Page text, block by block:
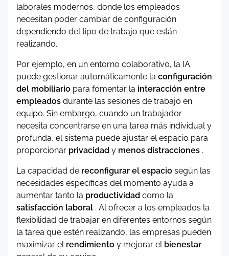
laborales modernos, donde los empleados
necesitan poder cambiar de configuración
dependiendo del tipo de trabajo que están
realizando.
Por ejemplo, en un entorno colaborativo, la IA
puede gestionar automáticamente la configuración
del mobiliario para fomentar la interacción entre
empleados durante las sesiones de trabajo en
equipo. Sin embargo, cuando un trabajador
necesita concentrarse en una tarea más individual y
profunda, el sistema puede ajustar el espacio para
proporcionar privacidad y menos distracciones .
La capacidad de reconfigurar el espacio según las
necesidades específicas del momento ayuda a
aumentar tanto la productividad como la
satisfacción laboral . Al ofrecer a los empleados la
flexibilidad de trabajar en diferentes entornos según
la tarea que estén realizando, las empresas pueden
maximizar el rendimiento y mejorar el bienestar